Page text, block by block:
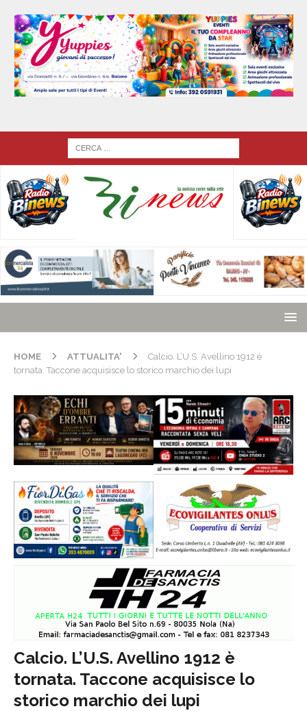
HOME ATTUALITA'
Calcio. L’U.S. Avellino 1912 è
tornata. Taccone acquisisce lo storico marchio dei lupi
Calcio. L’U.S. Avellino 1912 è
tornata. Taccone acquisisce lo
storico marchio dei lupi